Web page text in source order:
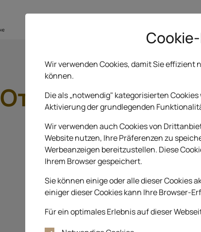
Отзывы наших
клиентов
130 Bewertungen
Wir verwenden Cookies, damit Sie
können.
Die als „notwendig" kategorisierten
Aktivierung der grundlegenden
Wir verwenden auch Cookies von
Website nutzen, Ihre Präferenzen zu
Werbeanzeigen bereitzustellen. Diese
Ihrem Browser gespeichert.
Sie können einige oder alle dieser Cookies
einiger dieser Cookies kann Ihre Browser-
Für ein optimales Erlebnis auf dieser